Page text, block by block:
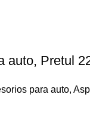
auto, Pretul
para auto,